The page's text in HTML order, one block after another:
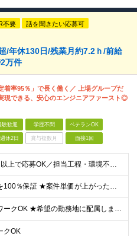
不要 話を聞きたい応募可
/年休130日/残業月約7.2ｈ/前給
万件
着率95％」で長く働く／ 上場グループだ
現できる、安心のエンジニアファースト◎
験歓迎 学歴不問 ベテランOK
休2日 賞与複数月 面接1回
＜経験3ヶ月以上で応募OK／担当工程・環境不問／ブランクOK＞ ★20代～50代まで幅広く活躍中 ★キャリア20年以上のベテランも歓迎 ★子育てと両立しながら働く社員も在籍 ★ブランクあり・正社員デビ
★前職給与を100％保証 ★案件単価が上がったら即昇給反映！ ＼想定年収420万円～1080万円／ 月給35万円～90万円＋交通費全額支給＋各種手当 平均150～200万円年収UPを実現！ ーーー
★リモートワークOK ★希望の勤務地に配属します ★転居を伴う転勤はありません お客様先での勤務となります。 ■東京本社／東京都新宿区西新宿1-20-3 ■大阪支社／大阪府大阪市中央区安土町2-3
クOK